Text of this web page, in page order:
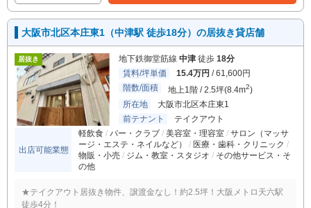
大阪市北区本庄東1（中津駅 徒歩18分）の居抜き貸店舗
居抜き 地下鉄御堂筋線 中津 徒歩 18分
賃料/坪単価
15.4万円 / 61,600円
階数/面積
地上1階 / 2.5坪(8.4m2)
所在地
大阪市北区本庄東1
前テナント
テイクアウト
出店可能業態
軽飲食 バー・クラブ 美容室・理容室
サロン（マッサ
ージ・エステ・ネイルなど）
医療・歯科・クリニック
物販・小売
ジム・教室・スタジオ
その他サービス・そ
の他
★テイクアウト居抜き物件、譲渡金なし！約2.5坪！大阪メトロ天六駅
徒歩4分！